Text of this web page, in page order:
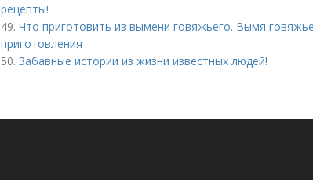
рецепты!
49. Что приготовить из вымени говяжьего. Вымя
приготовления
50. Забавные истории из жизни известных людей!